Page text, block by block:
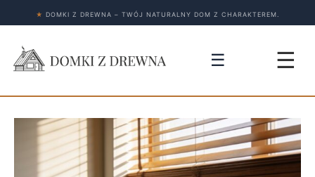
★ DOMKI Z DREWNA – TWÓJ NATURALNY DOM Z CHARAKTEREM.
☰ ☰